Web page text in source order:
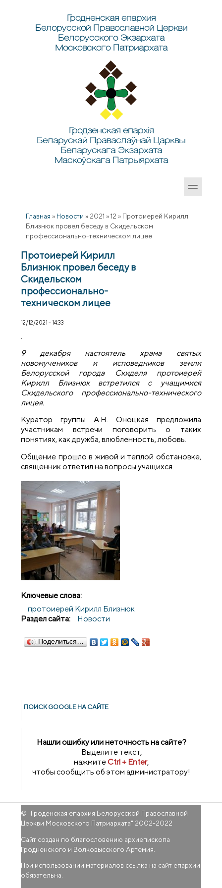
Гродненская епархия
Белорусской Православной Церкви
Белорусского Экзархата
Московского Патриархата
Гродзенская епархія
Беларускай Праваслаўнай Царквы
Беларускага Экзархата
Маскоўскага Патрыярхата
Главная » Новости » 2021 » 12 » Протоиерей Кирилл
Близнюк провел беседу в Скидельском
профессионально-техническом лицее
Протоиерей Кирилл
Близнюк провел беседу в
Скидельском
профессионально-
техническом лицее
12/12/2021 - 14:33
9 декабря настоятель храма cвятых
новомучеников и исповедников земли
Белорусской города Скиделя протоиерей
Кирилл Близнюк встретился с учащимися
Скидельского профессионально-технического
лицея.
Куратор группы А.Н. Оноцкая предложила
участникам встречи поговорить о таких
понятиях, как дружба, влюбленность, любовь.
Общение прошло в живой и теплой обстановке,
священник ответил на вопросы учащихся.
Ключевые слова:
протоиерей Кирилл Близнюк
Раздел сайта:
Новости
Поделиться…
ПОИСК GOОGLE НА САЙТЕ
Нашли ошибку или неточность на сайте?
Выделите текст,
нажмитеCtrl + Enter,
чтобы сообщить об этом администратору!
© "Гроденская епархия Белорусской Православной
Церкви Московского Патриархата" 2002-2022
Сайт создан по благословению архиепископа
Гродненского и Волковысского Артемия.
При использовании материалов ссылка на сайт епархии
обязательна.